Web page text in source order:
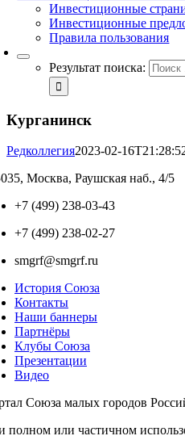
Инвестиционные
Инвестиционные
Правила пользования
Результат поиска:
Курганинск
Редколлегия2023-02-
Москва, Раушская наб., 4/5
+7 (499) 238-03-43
+7 (499) 238-02-27
smgrf@smgrf.ru
История Союза
Контакты
Наши баннеры
Партнёры
Клубы Союза
Презентации
Видео
Союза малых городов
полном или частичном